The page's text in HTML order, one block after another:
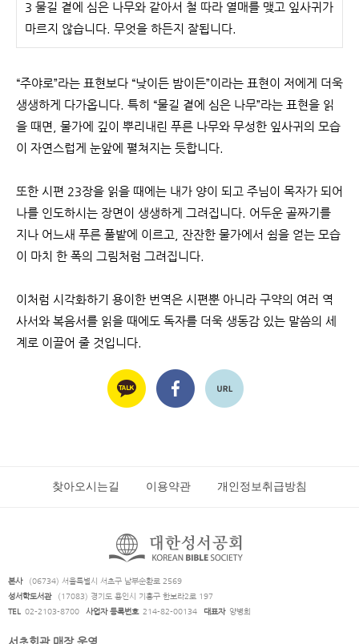
3 물길 곁에 심은 나무와 같아서 철 따라 열매를 맺고 잎사귀가
마르지 않습니다. 무엇을 하든지 잘됩니다.
“주야로”라는 표현보다 “낮이든 밤이든”이라는 표현이 저에게 더욱
생생하게 다가옵니다. 특히 “물길 곁에 심은 나무”라는 표현을 읽
을 때면, 물가에 깊이 뿌리내린 푸른 나무와 무성한 잎사귀의 모습
이 자연스럽게 눈앞에 펼쳐지는 듯합니다.
또한 시편 23장을 읽을 때에는 내가 양이 되고 주님이 목자가 되어
나를 인도하시는 장면이 생생하게 그려집니다. 어두운 골짜기를
지나 어느새 푸른 풀밭에 이르고, 잔잔한 물가에서 쉼을 얻는 모습
이 마치 한 폭의 그림처럼 그려집니다.
이처럼 시각화하기 용이한 번역은 시편뿐 아니라 구약의 여러 역
사서와 복음서를 읽을 때에도 독자를 더욱 생동감 있는 말씀의 세
계로 이끌어 줄 것입니다.
찾아오시는길 이용약관 개인정보취급방침
본사
(06734) 서울특별시 서초구 남부순환로 2569
성서학도서관
(17083) 경기도 용인시 기흥구 한보라2로 197
TEL 02-2103-8700 사업자 등록번호 214-82-00134 대표자 양병희